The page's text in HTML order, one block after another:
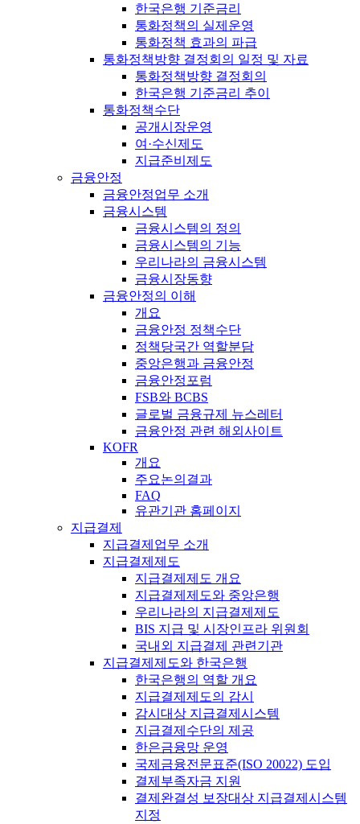
한국은행 기준금리
통화정책의 실제운영
통화정책 효과의 파급
통화정책방향 결정회의 일정 및 자료
통화정책방향 결정회의
한국은행 기준금리 추이
통화정책수단
공개시장운영
여·수신제도
지급준비제도
금융안정
금융안정업무 소개
금융시스템
금융시스템의 정의
금융시스템의 기능
우리나라의 금융시스템
금융시장동향
금융안정의 이해
개요
금융안정 정책수단
정책당국간 역할분담
중앙은행과 금융안정
금융안정포럼
FSB와 BCBS
글로벌 금융규제 뉴스레터
금융안정 관련 해외사이트
KOFR
개요
주요논의결과
FAQ
유관기관 홈페이지
지급결제
지급결제업무 소개
지급결제제도
지급결제제도 개요
지급결제제도와 중앙은행
우리나라의 지급결제제도
BIS 지급 및 시장인프라 위원회
국내외 지급결제 관련기관
지급결제제도와 한국은행
한국은행의 역할 개요
지급결제제도의 감시
감시대상 지급결제시스템
지급결제수단의 제공
한은금융망 운영
국제금융전문표준(ISO 20022) 도입
결제부족자금 지원
결제완결성 보장대상 지급결제시스템
지정